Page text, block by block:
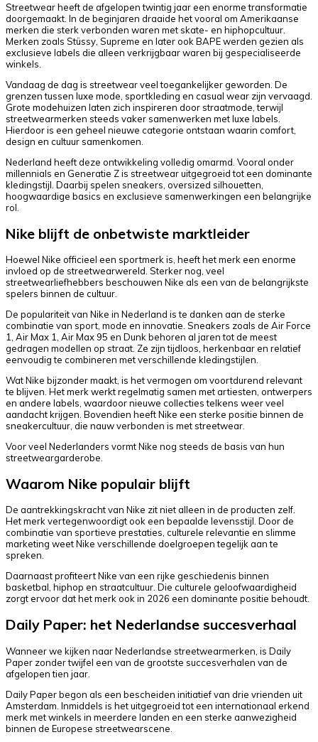
Streetwear heeft de afgelopen twintig jaar een enorme transformatie
doorgemaakt. In de beginjaren draaide het vooral om Amerikaanse
merken die sterk verbonden waren met skate- en hiphopcultuur.
Merken zoals Stüssy, Supreme en later ook BAPE werden gezien als
exclusieve labels die alleen verkrijgbaar waren bij gespecialiseerde
winkels.
Vandaag de dag is streetwear veel toegankelijker geworden. De
grenzen tussen luxe mode, sportkleding en casual wear zijn vervaagd.
Grote modehuizen laten zich inspireren door straatmode, terwijl
streetwearmerken steeds vaker samenwerken met luxe labels.
Hierdoor is een geheel nieuwe categorie ontstaan waarin comfort,
design en cultuur samenkomen.
Nederland heeft deze ontwikkeling volledig omarmd. Vooral onder
millennials en Generatie Z is streetwear uitgegroeid tot een dominante
kledingstijl. Daarbij spelen sneakers, oversized silhouetten,
hoogwaardige basics en exclusieve samenwerkingen een belangrijke
rol.
Nike blijft de onbetwiste marktleider
Hoewel Nike officieel een sportmerk is, heeft het merk een enorme
invloed op de streetwearwereld. Sterker nog, veel
streetwearliefhebbers beschouwen Nike als een van de belangrijkste
spelers binnen de cultuur.
De populariteit van Nike in Nederland is te danken aan de sterke
combinatie van sport, mode en innovatie. Sneakers zoals de Air Force
1, Air Max 1, Air Max 95 en Dunk behoren al jaren tot de meest
gedragen modellen op straat. Ze zijn tijdloos, herkenbaar en relatief
eenvoudig te combineren met verschillende kledingstijlen.
Wat Nike bijzonder maakt, is het vermogen om voortdurend relevant
te blijven. Het merk werkt regelmatig samen met artiesten, ontwerpers
en andere labels, waardoor nieuwe collecties telkens weer veel
aandacht krijgen. Bovendien heeft Nike een sterke positie binnen de
sneakercultuur, die nauw verbonden is met streetwear.
Voor veel Nederlanders vormt Nike nog steeds de basis van hun
streetweargarderobe.
Waarom Nike populair blijft
De aantrekkingskracht van Nike zit niet alleen in de producten zelf.
Het merk vertegenwoordigt ook een bepaalde levensstijl. Door de
combinatie van sportieve prestaties, culturele relevantie en slimme
marketing weet Nike verschillende doelgroepen tegelijk aan te
spreken.
Daarnaast profiteert Nike van een rijke geschiedenis binnen
basketbal, hiphop en straatcultuur. Die culturele geloofwaardigheid
zorgt ervoor dat het merk ook in 2026 een dominante positie behoudt.
Daily Paper: het Nederlandse succesverhaal
Wanneer we kijken naar Nederlandse streetwearmerken, is Daily
Paper zonder twijfel een van de grootste succesverhalen van de
afgelopen tien jaar.
Daily Paper begon als een bescheiden initiatief van drie vrienden uit
Amsterdam. Inmiddels is het uitgegroeid tot een internationaal erkend
merk met winkels in meerdere landen en een sterke aanwezigheid
binnen de Europese streetwearscene.